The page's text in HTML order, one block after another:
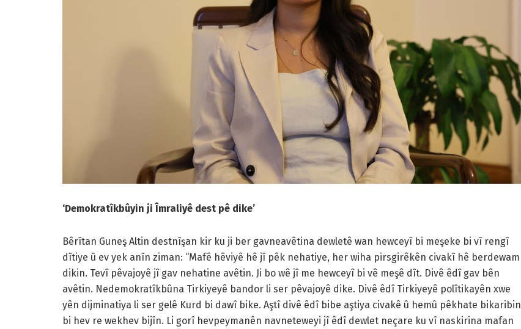
‘Demokratîkbûyin ji Îmraliyê dest pê dike’
Bêrîtan Guneş Altin destnîşan kir ku ji ber gavneavêtina dewletê wan hewceyî bi meşeke bi vî rengî
dîtiye û ev yek anîn ziman: “Mafê hêviyê hê jî pêk nehatiye, her wiha pirsgirêkên civakî hê berdewam
dikin. Tevî pêvajoyê jî gav nehatine avêtin. Ji bo wê jî me hewceyî bi vê meşê dît. Divê êdî gav bên
avêtin. Nedemokratîkbûna Tirkiyeyê bandor li ser pêvajoyê dike. Divê êdî Tirkiyeyê polîtikayên xwe
yên dijminatiya li ser gelê Kurd bi dawî bike. Aştî divê êdî bibe aştiya civakê û hemû pêkhate bikaribin
bi hev re wekhev bijîn. Li gorî hevpeymanên navneteweyi jî êdî dewlet neçare ku vî naskirina mafan